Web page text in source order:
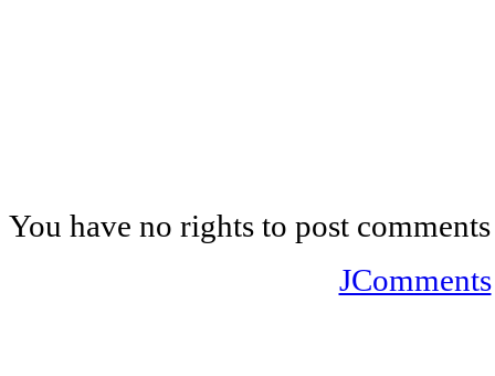
You have no rights to post comments
JComments